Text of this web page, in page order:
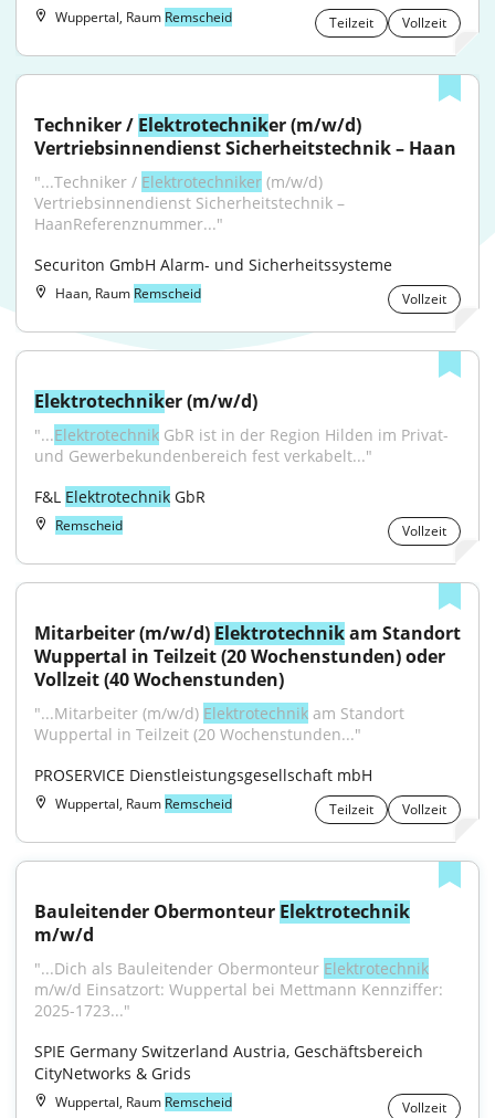
Wuppertal, Raum Remscheid Teilzeit Vollzeit
Techniker / Elektrotechniker (m/w/d)
Vertriebsinnendienst Sicherheitstechnik – Haan
"...Techniker / Elektrotechniker (m/w/d)
Vertriebsinnendienst Sicherheitstechnik –
HaanReferenznummer..."
Securiton GmbH Alarm- und Sicherheitssysteme
Haan, Raum Remscheid Vollzeit
Elektrotechniker (m/w/d)
"...Elektrotechnik GbR ist in der Region Hilden im Privat-
und Gewerbekundenbereich fest verkabelt..."
F&L Elektrotechnik GbR
Remscheid Vollzeit
Mitarbeiter (m/w/d) Elektrotechnik am Standort
Wuppertal in Teilzeit (20 Wochenstunden) oder
Vollzeit (40 Wochenstunden)
"...Mitarbeiter (m/w/d) Elektrotechnik am Standort
Wuppertal in Teilzeit (20 Wochenstunden..."
PROSERVICE Dienstleistungsgesellschaft mbH
Wuppertal, Raum Remscheid Teilzeit Vollzeit
Bauleitender Obermonteur Elektrotechnik
m/w/d
"...Dich als Bauleitender Obermonteur Elektrotechnik
m/w/d Einsatzort: Wuppertal bei Mettmann Kennziffer:
2025-1723..."
SPIE Germany Switzerland Austria, Geschäftsbereich
CityNetworks & Grids
Wuppertal, Raum Remscheid Vollzeit